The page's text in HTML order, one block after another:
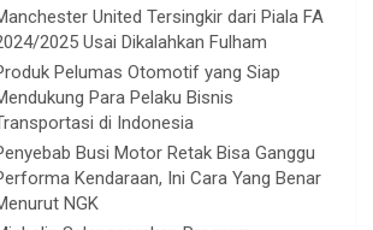
United Tersingkir dari Piala FA
2025 Usai Dikalahkan Fulham
Pelumas Otomotif yang Siap
Para Pelaku Bisnis
di Indonesia
Busi Motor Retak Bisa Ganggu
Kendaraan, Ini Cara Yang Benar
NGK